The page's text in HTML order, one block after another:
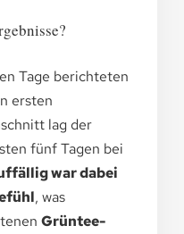
Tage berichteten
ersten
lag der
fünf Tagen bei
war dabei
, was
Grüntee-